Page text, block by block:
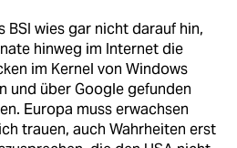
BSI wies gar nicht darauf hin,
hinweg im Internet die
im Kernel von Windows
und über Google gefunden
Europa muss erwachsen
trauen, auch Wahrheiten erst